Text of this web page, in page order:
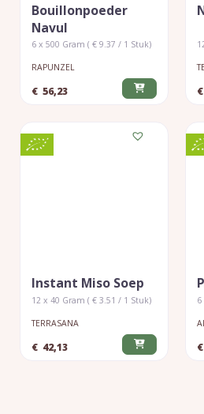
Bouillonpoeder
Navul
6 x 500 Gram ( € 9.37 / 1 Stuk)
RAPUNZEL
€ 56,23 €
Instant Miso Soep
12 x 40 Gram ( € 3.51 / 1 Stuk)
TERRASANA
€ 42,13 €